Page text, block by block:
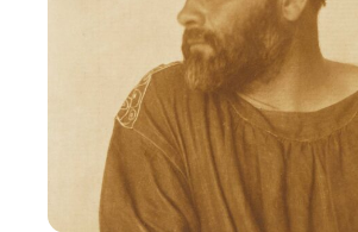
n
e
l
i
a
t